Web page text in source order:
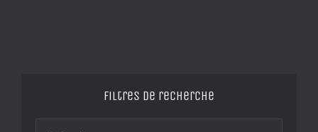
Filtres de recherche